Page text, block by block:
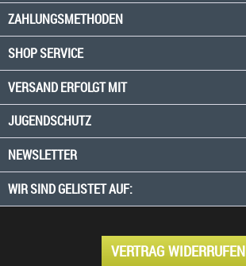
ZAHLUNGSMETHODEN
SHOP SERVICE
VERSAND ERFOLGT MIT
JUGENDSCHUTZ
NEWSLETTER
WIR SIND GELISTET AUF:
VERTRAG WIDERRUFEN